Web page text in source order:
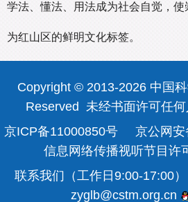
学法、懂法、用法成为社会自觉，
为红山区的鲜明文化标签。
Copyright © 2013-2026 中国
Reserved 未经书面许可任
京ICP备11000850号京公网安
信息网络传播视听节目许
联系我们（工作日9:00-17:00）
zyglb@cstm.org.cn